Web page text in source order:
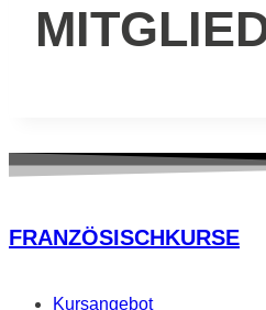
FRANZÖSISCHKURSE
Kursangebot